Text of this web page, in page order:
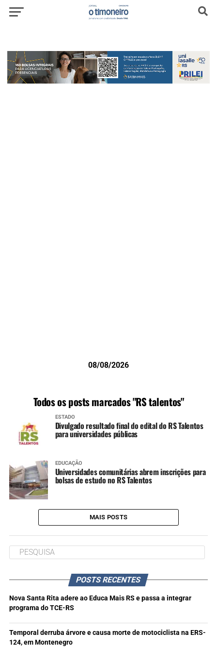
08/08/2026
Todos os posts marcados "RS talentos"
ESTADO
Divulgado resultado final do edital do RS Talentos
para universidades públicas
EDUCAÇÃO
Universidades comunitárias abrem inscrições para
bolsas de estudo no RS Talentos
MAIS POSTS
POSTS RECENTES
Nova Santa Rita adere ao Educa Mais RS e passa a integrar
programa do TCE-RS
Temporal derruba árvore e causa morte de motociclista na ERS-
124, em Montenegro